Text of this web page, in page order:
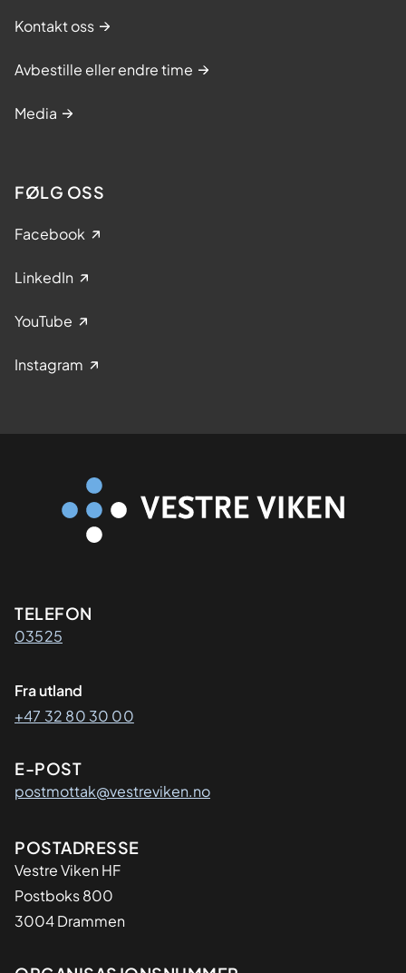
Kontakt oss
Avbestille eller endre time
Media
FØLG OSS
Facebook
LinkedIn
YouTube
Instagram
Kontaktinformasjon
TELEFON
03525
Fra utland
+47 32 80 30 00
E-POST
postmottak@vestreviken.no
Adresse
POSTADRESSE
Vestre Viken HF
Postboks 800
3004 Drammen